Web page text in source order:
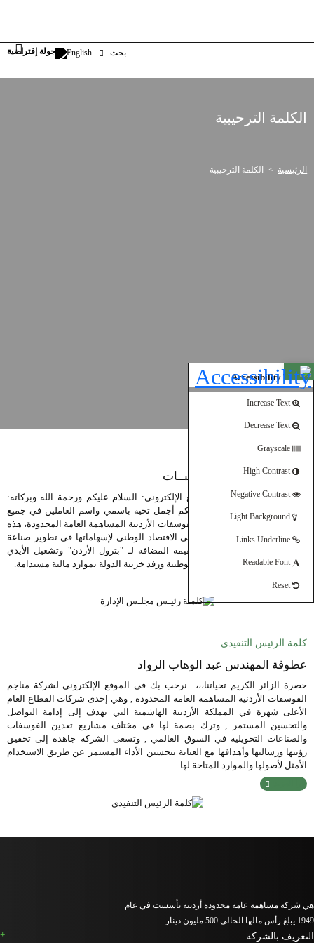
Open toolbar
Accessibility Tools
Increase Text
Decrease Text
Grayscale
High Contrast
Negative Contrast
Light Background
Links Underline
Readable Font
Reset
بحث English
الكلمة الترحيبية
الرئيسية الكلمة الترحيبية
كلمـة رئيـس مجلـس الإدارة
معالي الدكتور محمد الذنيبــات
السادة / السيدات، زوار الموقع الإلكتروني: السلام عليكم ورحمة الله وبركاته:
اسمحوا لي في البداية أن أحييكم أجمل تحية باسمي واسم العاملين في جميع
مواقع الإنتاج في شركة مناجم الفوسفات الأردنية المساهمة العامة المحدودة، هذه
الشركة التي تعد لبنة أساسية في الاقتصاد الوطني لإسهاماتها في تطوير صناعة
التعدين الأردنية، وفي زيادة القيمة المضافة لـ "بترول الأردن" وتشغيل الأيدي
العاملة، وزيادة قيمة الصادرات الوطنية ورفد خزينة الدولة بموارد مالية مستدامة.
اقرأ المزيد
كلمة الرئيس التنفيذي
عطوفة المهندس عبد الوهاب الرواد
حضرة الزائر الكريم تحياتنا،،، نرحب بك في الموقع الإلكتروني لشركة مناجم
الفوسفات الأردنية المساهمة العامة المحدودة , وهي إحدى شركات القطاع العام
الأعلى شهرة في المملكة الأردنية الهاشمية التي تهدف إلى إدامة التواصل
والتحسين المستمر , وترك بصمة لها في مختلف مشاريع تعدين الفوسفات
والصناعات التحويلية في السوق العالمي , وتسعى الشركة جاهدة إلى تحقيق
رؤيتها ورسالتها وأهدافها مع العناية بتحسين الأداء المستمر عن طريق الاستخدام
الأمثل لأصولها والموارد المتاحة لها.
اقرأ المزيد
هي شركة مساهمة عامة محدودة أردنية تأسست في عام
1949 يبلغ رأس مالها الحالي 500 مليون دينار.
التعريف بالشركة